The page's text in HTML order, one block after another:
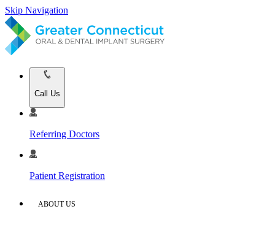
Skip Navigation
Call Us
Referring Doctors
Patient Registration
ABOUT US